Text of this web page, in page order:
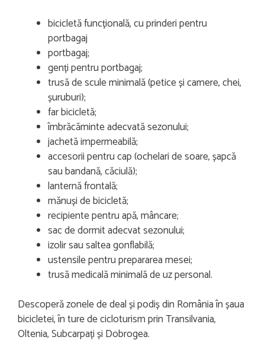
bicicletă funcțională, cu prinderi pentru
portbagaj
portbagaj;
genți pentru portbagaj;
trusă de scule minimală (petice și camere, chei,
șuruburi);
far bicicletă;
îmbrăcăminte adecvată sezonului;
jachetă impermeabilă;
accesorii pentru cap (ochelari de soare, șapcă
sau bandană, căciulă);
lanternă frontală;
mănuși de bicicletă;
recipiente pentru apă, mâncare;
sac de dormit adecvat sezonului;
izolir sau saltea gonflabilă;
ustensile pentru prepararea mesei;
trusă medicală minimală de uz personal.
Descoperă zonele de deal și podiș din România în șaua
bicicletei, în ture de cicloturism prin Transilvania,
Oltenia, Subcarpați și Dobrogea.